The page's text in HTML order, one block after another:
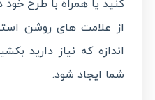
کنید یا همراه با طرح خود
از علامت های روشن
اندازه که نیاز دارید
شما ایجاد شود.